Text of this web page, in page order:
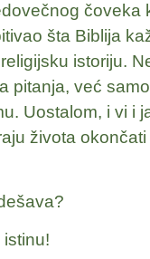
čoveka
šta Biblija
istoriju.
pitanja, već
Uostalom, i vi i
života okončati